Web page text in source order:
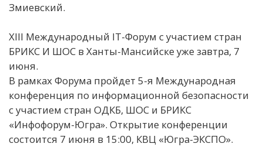
Змиевский.
XIII Международный IT-Форум с участием стран
БРИКС И ШОС в Ханты-Мансийске уже завтра, 7
июня.
В рамках Форума пройдет 5-я Международная
конференция по информационной безопасности
с участием стран ОДКБ, ШОС и БРИКС
«Инфофорум-Югра». Открытие конференции
состоится 7 июня в 15:00, КВЦ «Югра-ЭКСПО».